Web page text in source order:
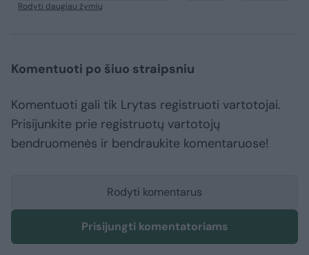
Rodyti daugiau žymių
Komentuoti po šiuo straipsniu
Komentuoti gali tik Lrytas registruoti vartotojai.
Prisijunkite prie registruotų vartotojų
bendruomenės ir bendraukite komentaruose!
Rodyti komentarus
Prisijungti komentatoriams